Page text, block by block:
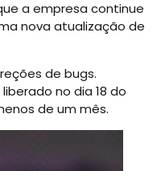
a empresa continue
nova atualização de
de bugs.
no dia 18 do
de um mês.